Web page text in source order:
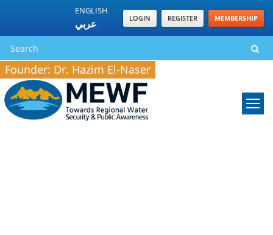
ENGLISH
عربي LOGIN REGISTER MEMBERSHIP
Founder: Dr. Hazim El-Naser